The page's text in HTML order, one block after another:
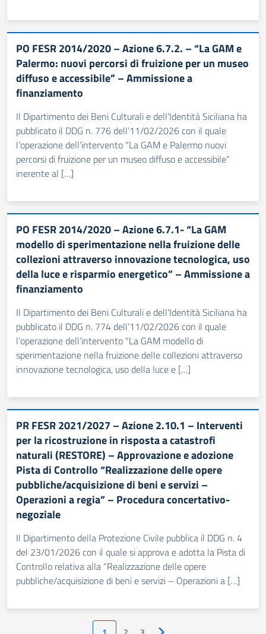
PO FESR 2014/2020 – Azione 6.7.2. – “La GAM e
Palermo: nuovi percorsi di fruizione per un museo
diffuso e accessibile” – Ammissione a
finanziamento
Il Dipartimento dei Beni Culturali e dell’Identità Siciliana ha
pubblicato il DDG n. 776 dell’11/02/2026 con il quale
l’operazione dell’intervento “La GAM e Palermo nuovi
percorsi di fruizione per un museo diffuso e accessibile”
inerente al […]
PO FESR 2014/2020 – Azione 6.7.1- “La GAM
modello di sperimentazione nella fruizione delle
collezioni attraverso innovazione tecnologica, uso
della luce e risparmio energetico” – Ammissione a
finanziamento
Il Dipartimento dei Beni Culturali e dell’Identità Siciliana ha
pubblicato il DDG n. 774 dell’11/02/2026 con il quale
l’operazione dell’intervento “La GAM modello di
sperimentazione nella fruizione delle collezioni attraverso
innovazione tecnologica, uso della luce e […]
PR FESR 2021/2027 – Azione 2.10.1 – Interventi
per la ricostruzione in risposta a catastrofi
naturali (RESTORE) – Approvazione e adozione
Pista di Controllo “Realizzazione delle opere
pubbliche/acquisizione di beni e servizi –
Operazioni a regia” – Procedura concertativo-
negoziale
Il Dipartimento della Protezione Civile pubblica il DDG n. 4
del 23/01/2026 con il quale si approva e adotta la Pista di
Controllo relativa alla “Realizzazione delle opere
pubbliche/acquisizione di beni e servizi – Operazioni a […]